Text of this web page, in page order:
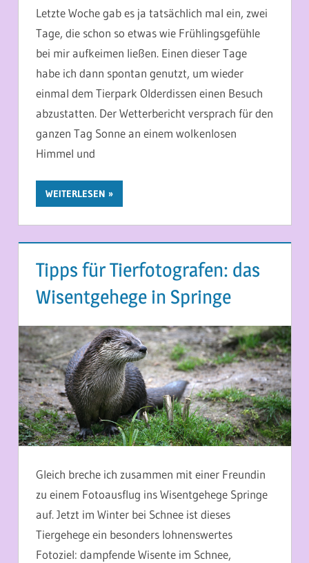
Letzte Woche gab es ja tatsächlich mal ein, zwei
Tage, die schon so etwas wie Frühlingsgefühle
bei mir aufkeimen ließen. Einen dieser Tage
habe ich dann spontan genutzt, um wieder
einmal dem Tierpark Olderdissen einen Besuch
abzustatten. Der Wetterbericht versprach für den
ganzen Tag Sonne an einem wolkenlosen
Himmel und
WEITERLESEN
Tipps für Tierfotografen: das
Wisentgehege in Springe
26. JANUAR 2013
MARTINA BERG
Gleich breche ich zusammen mit einer Freundin
zu einem Fotoausflug ins Wisentgehege Springe
auf. Jetzt im Winter bei Schnee ist dieses
Tiergehege ein besonders lohnenswertes
Fotoziel: dampfende Wisente im Schnee,